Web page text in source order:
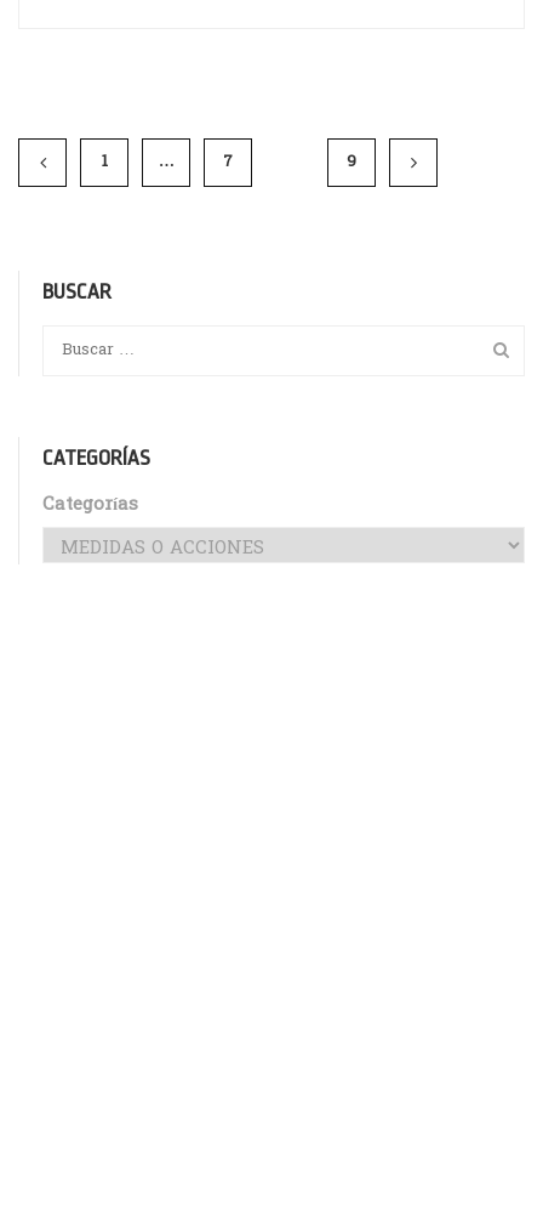
1 … 7 9
BUSCAR
CATEGORÍAS
Categorías